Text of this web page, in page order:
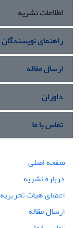
اطلاعات نشریه
راهنمای نویسندگان
ارسال مقاله
داوران
تماس با ما
صفحه اصلی
درباره نشریه
اعضای هیات تحریریه
ارسال مقاله